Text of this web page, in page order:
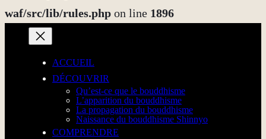
waf/src/lib/rules.php on line 1896
Aller
ACCUEIL
DÉCOUVRIR
Qu’est-ce que le bouddhisme
L’apparition du bouddhisme
La propagation du bouddhisme
Naissance du bouddhisme Shinnyo
COMPRENDRE